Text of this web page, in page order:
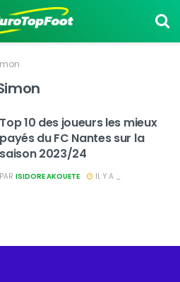
Top 10 des joueurs les mieux
payés du FC Nantes sur la
saison 2023/24
PAR ISIDORE AKOUETE IL Y A _